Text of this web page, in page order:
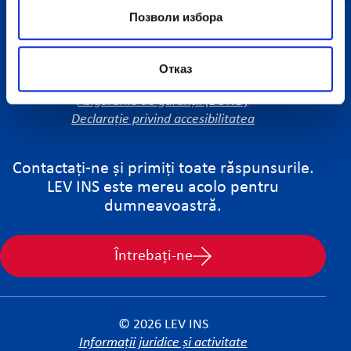
Позволи избора
Отказ
Conexiuni rapide:
Asigurare cibernetică
Asigurările de garanții (BOND)
Declarație privind accesibilitatea
Contactați-ne și primiți toate răspunsurile.
LEV INS este mereu acolo pentru
dumneavoastră.
Întrebați-ne
© 2026 LEV INS
Informații juridice și activitate